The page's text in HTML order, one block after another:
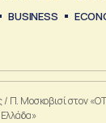
BUSINESS
/ Π. Μοσκοβισί στον